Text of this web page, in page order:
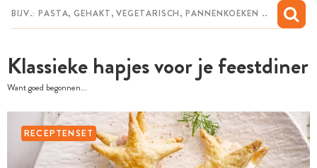
Klassieke hapjes voor je feestdiner
Want goed begonnen...
RECEPTENSET
MIJN BEWAARDE RECEPTEN